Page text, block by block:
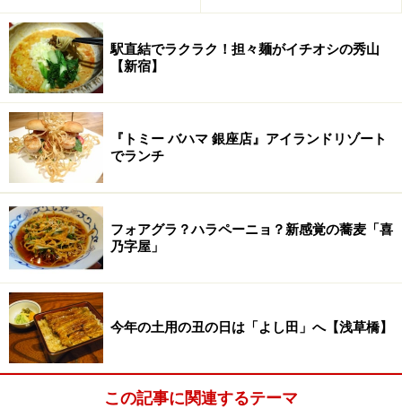
駅直結でラクラク！担々麺がイチオシの秀山
【新宿】
『トミー バハマ 銀座店』アイランドリゾート
でランチ
フォアグラ？ハラペーニョ？新感覚の蕎麦「喜
乃字屋」
今年の土用の丑の日は「よし田」へ【浅草橋】
この記事に関連するテーマ